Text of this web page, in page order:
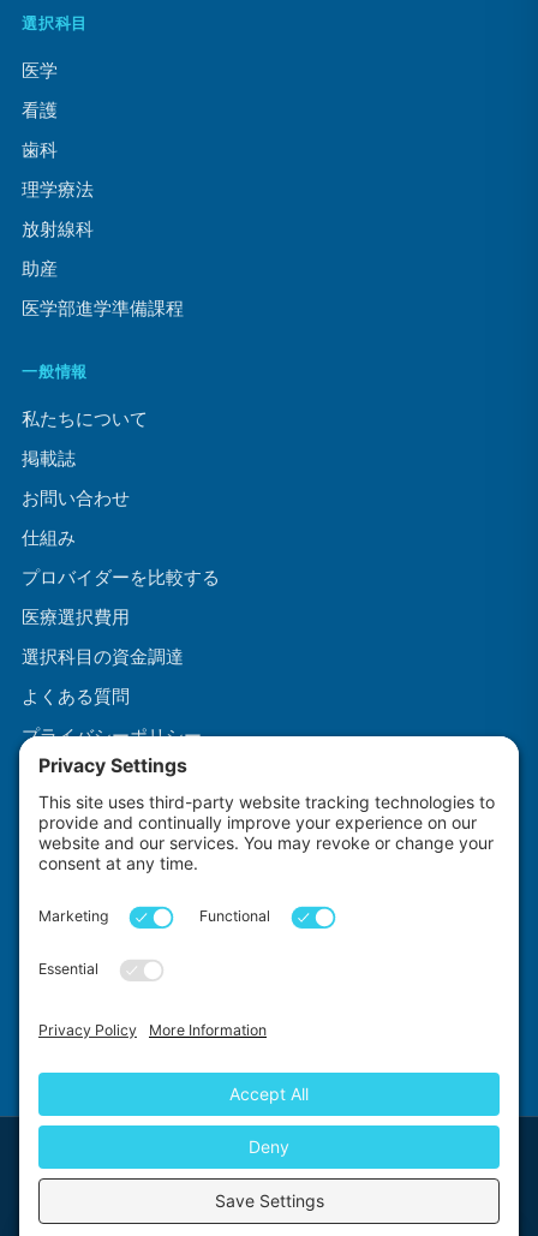
選択科目
医学
看護
歯科
理学療法
放射線科
助産
医学部進学準備課程
一般情報
私たちについて
掲載誌
お問い合わせ
仕組み
プロバイダーを比較する
医療選択費用
選択科目の資金調達
よくある質問
プライバシーポリシー
利用規約
クッキーポリシー
によるImpact Explorers
First Floor, 5-6 Chalice Close, Wallington, SM6 9RU, United Kingdom
© 2026 Impact Explorers Ltd. All Rights Reserved. Company